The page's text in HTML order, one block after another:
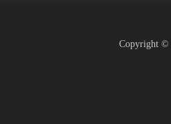
Copyright ©